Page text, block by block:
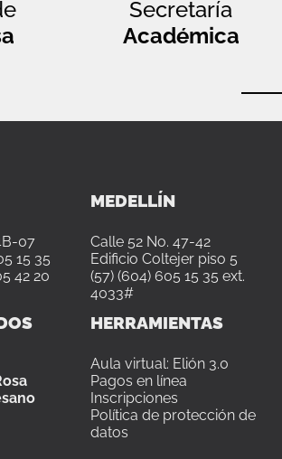
Secretaría
Académica
07
15 35
42 20
MEDELLÍN
Calle 52 No. 47-42
Edificio Coltejer piso 5
(57) (604) 605 15 35 ext.
4033#
HERRAMIENTAS
Aula virtual: Elión 3.0
Pagos en línea
Inscripciones
Política de protección de
datos